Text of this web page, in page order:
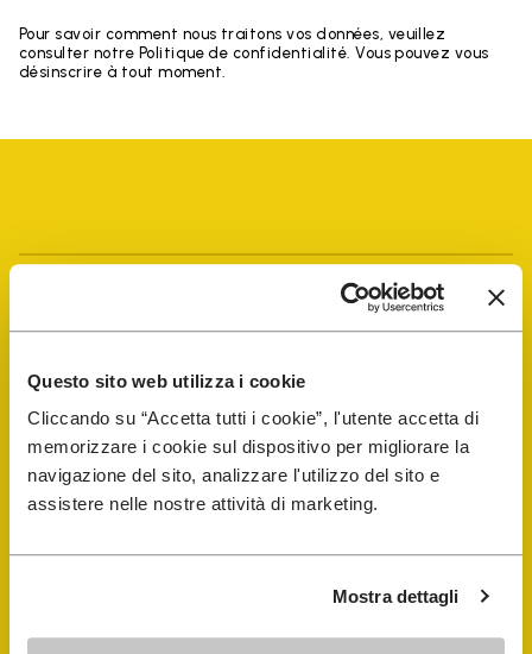
Questo sito web utilizza i cookie
Cliccando su “Accetta tutti i cookie”, l'utente accetta di
memorizzare i cookie sul dispositivo per migliorare la
navigazione del sito, analizzare l'utilizzo del sito e
assistere nelle nostre attività di marketing.
Mostra dettagli
Pour savoir comment nous traitons vos données, veuillez
consulter notre Politique de confidentialité. Vous pouvez vous
désinscrire à tout moment.
E-SHOP
Trouver un cordonnier